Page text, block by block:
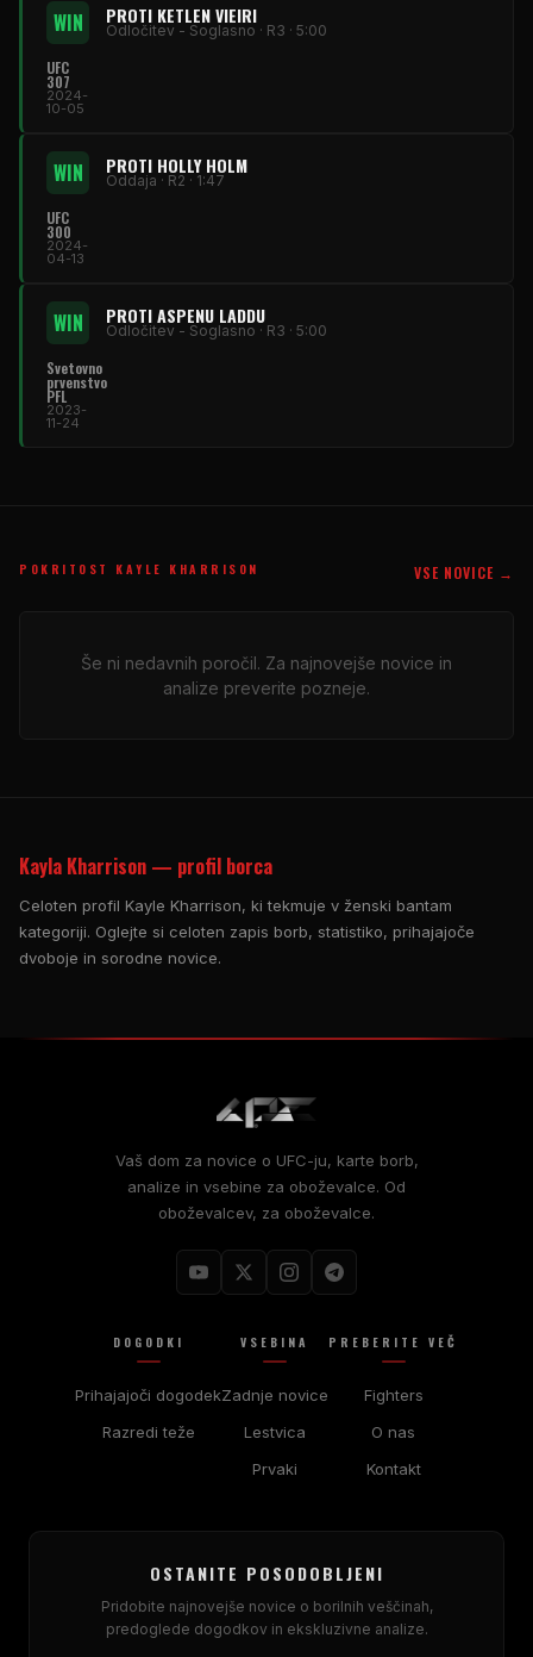
WIN PROTI KETLEN VIEIRI
Odločitev - Soglasno · R3 · 5:00
UFC
307
2024-
10-05
WIN PROTI HOLLY HOLM
Oddaja · R2 · 1:47
UFC
300
2024-
04-13
WIN PROTI ASPENU LADDU
Odločitev - Soglasno · R3 · 5:00
Svetovno
prvenstvo
PFL
2023-
11-24
POKRITOST KAYLE KHARRISON VSE NOVICE →
Še ni nedavnih poročil. Za najnovejše novice in
analize preverite pozneje.
Kayla Kharrison — profil borca
Celoten profil Kayle Kharrison, ki tekmuje v ženski bantam
kategoriji. Oglejte si celoten zapis borb, statistiko, prihajajoče
dvoboje in sorodne novice.
Vaš dom za novice o UFC-ju, karte borb,
analize in vsebine za oboževalce. Od
oboževalcev, za oboževalce.
DOGODKI
Prihajajoči dogodek
Razredi teže
VSEBINA
Zadnje novice
Lestvica
Prvaki
PREBERITE VEČ
Fighters
O nas
Kontakt
OSTANITE POSODOBLJENI
Pridobite najnovejše novice o borilnih veščinah,
predoglede dogodkov in ekskluzivne analize.